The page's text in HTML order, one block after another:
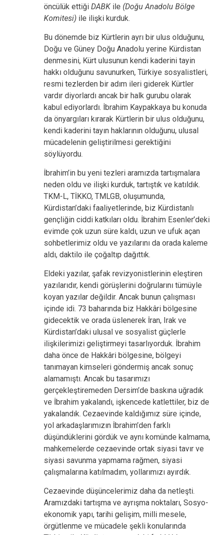
öncülük ettiği DABKile (Doğu Anadolu Bölge
Komitesi) ile ilişki kurduk.
Bu dönemde biz Kürtlerin ayrı bir ulus olduğunu,
Doğu ve Güney Doğu Anadolu yerine Kürdistan
denmesini, Kürt ulusunun kendi kaderini tayin
hakkı olduğunu savunurken, Türkiye sosyalistleri,
resmi tezlerden bir adım ileri giderek Kürtler
vardır diyorlardı ancak bir halk gurubu olarak
kabul ediyorlardı. İbrahim Kaypakkaya bu konuda
da önyargıları kırarak Kürtlerin bir ulus olduğunu,
kendi kaderini tayın haklarının olduğunu, ulusal
mücadelenin geliştirilmesi gerektiğini
söylüyordu.
İbrahim’in bu yeni tezleri aramızda tartışmalara
neden oldu ve ilişki kurduk, tartıştık ve katıldık.
TKM-L, TİKKO, TMLGB, oluşumunda,
Kürdistan’daki faaliyetlerinde, biz Kürdistanlı
gençliğin ciddi katkıları oldu. İbrahim Esenler’deki
evimde çok uzun süre kaldı, uzun ve ufuk açan
sohbetlerimiz oldu ve yazılarını da orada kaleme
aldı, daktilo ile çoğaltıp dağıttık.
Eldeki yazılar, şafak revizyonistlerinin eleştiren
yazılarıdır, kendi görüşlerini doğrularını tümüyle
koyan yazılar değildir. Ancak bunun çalışması
içinde idi. 73 baharında biz Hakkâri bölgesine
gidecektik ve orada üslenerek İran, Irak ve
Kürdistan’daki ulusal ve sosyalist güçlerle
ilişkilerimizi geliştirmeyi tasarlıyorduk. İbrahim
daha önce de Hakkâri bölgesine, bölgeyi
tanımayan kimseleri göndermiş ancak sonuç
alamamıştı. Ancak bu tasarımızı
gerçekleştiremeden Dersim’de baskına uğradık
ve İbrahim yakalandı, işkencede katlettiler, biz de
yakalandık. Cezaevinde kaldığımız süre içinde,
yol arkadaşlarımızın İbrahim’den farklı
düşündüklerini gördük ve aynı komünde kalmama,
mahkemelerde cezaevinde ortak siyasi tavır ve
siyasi savunma yapmama rağmen, siyasi
çalışmalarına katılmadım, yollarımızı ayırdık.
Cezaevinde düşüncelerimiz daha da netleşti.
Aramızdaki tartışma ve ayrışma noktaları, Sosyo-
ekonomik yapı, tarihi gelişim, milli mesele,
örgütlenme ve mücadele şekli konularında